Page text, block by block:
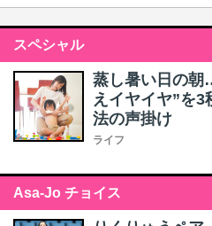
スペシャル
蒸し暑い日の
えイヤイヤ”を
法の声掛け
ライフ
Asa-Jo チョイス